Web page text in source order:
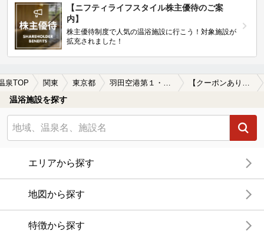
【ニフティライフスタイル株主優待のご案
内】
株主優待制度で人気の温浴施設に行こう！対象施設が
拡充されました！
泉TOP 関東 東京都
温浴施設を探す
エリアから探す
地図から探す
特徴から探す